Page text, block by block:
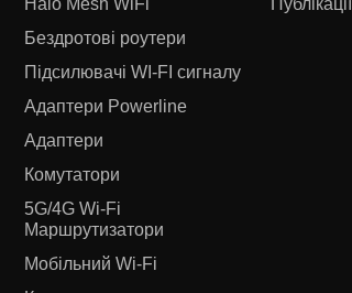
Halo Mesh WiFi
Бездротові роутери
Підсилювачі WI-FI сигналу
Адаптери Powerline
Адаптери
Комутатори
5G/4G Wi-Fi
Маршрутизатори
Мобільний Wi-Fi
Публікації